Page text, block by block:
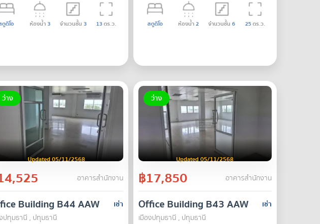
ตูดิโอ ห้องน้ำ3 จำนวนชั้น 3 13ตร.ว. สตูดิโอ ห้องน้ำ2 จำนวนชั้น 6 25ตร.ว.
ว่าง
Updated 05/11/2568
อาคารสำนักงาน
เช่า
Building B44 AAW
ปทุมธานี , ปทุมธานี
ว่าง
Updated 05/11/2568
฿17,850 อาคารสำนักงาน
เช่า
Office Building B43 AAW
เมืองปทุมธานี , ปทุมธานี